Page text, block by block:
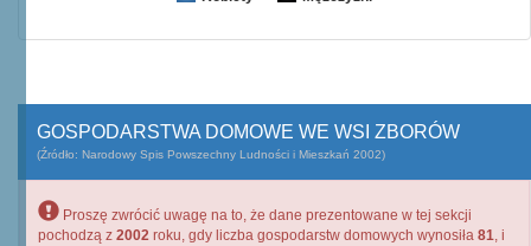
GOSPODARSTWA DOMOWE WE WSI ZBORÓW
(Źródło: Narodowy Spis Powszechny Ludności i Mieszkań 2002)
Proszę zwrócić uwagę na to, że dane prezentowane w tej sekcji
pochodzą z 2002 roku, gdy liczba gospodarstw domowych wynosiła 81, i